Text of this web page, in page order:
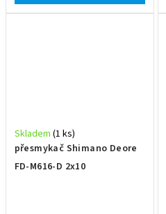
přesmykač Shimano Deore
FD-M616-D 2x10
Skladem (1 ks)